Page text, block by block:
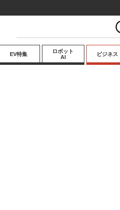
EV特集
ロボット
AI
ビジネス